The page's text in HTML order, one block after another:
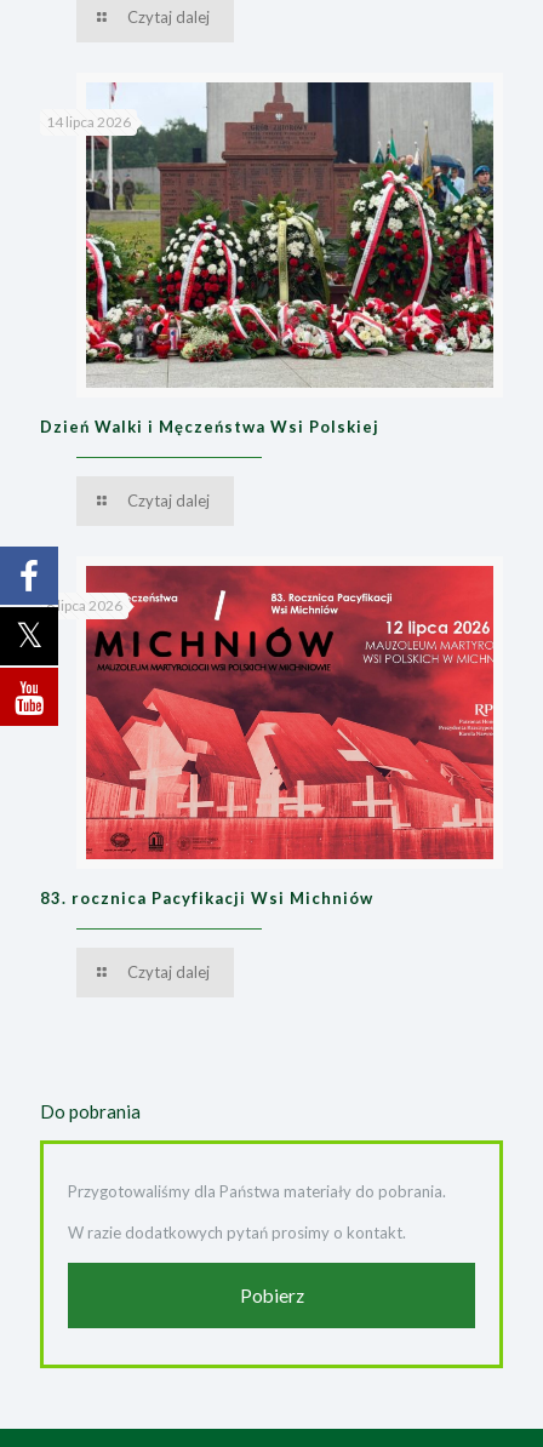
Czytaj dalej
14 lipca 2026
Dzień Walki i Męczeństwa Wsi Polskiej
Czytaj dalej
8 lipca 2026
83. rocznica Pacyfikacji Wsi Michniów
Czytaj dalej
Do pobrania
Przygotowaliśmy dla Państwa materiały do pobrania.
W razie dodatkowych pytań prosimy o kontakt.
Pobierz